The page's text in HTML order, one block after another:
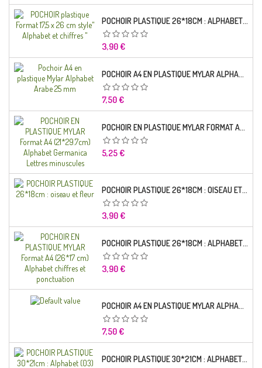
POCHOIR PLASTIQUE 26*18CM : ALPHABET (01)
Prix
3,90 €
POCHOIR A4 EN PLASTIQUE MYLAR ALPHABET ARABE 25 MM
Prix
7,50 €
POCHOIR EN PLASTIQUE MYLAR FORMAT A4 (21*29.7CM) ALPHABET GERMANICA LETTRES MINUSCULES
Prix
5,25 €
POCHOIR PLASTIQUE 26*18CM : OISEAU ET FLEUR
Prix
3,90 €
POCHOIR PLASTIQUE 26*18CM : ALPHABET (03)
Prix
3,90 €
POCHOIR A4 EN PLASTIQUE MYLAR ALPHABET LETTRE TYPO CHARLEMAGNE 28 MM
Prix
7,50 €
POCHOIR PLASTIQUE 30*21CM : ALPHABET (03)